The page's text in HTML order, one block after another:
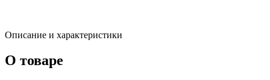
Описание и характеристики
О товаре